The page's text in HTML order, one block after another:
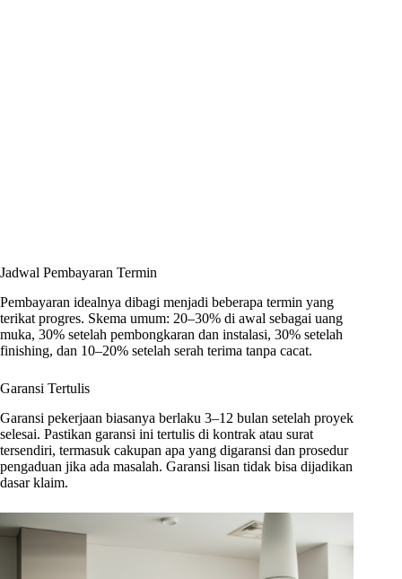
Jadwal Pembayaran Termin
Pembayaran idealnya dibagi menjadi beberapa termin yang
terikat progres. Skema umum: 20–30% di awal sebagai uang
muka, 30% setelah pembongkaran dan instalasi, 30% setelah
finishing, dan 10–20% setelah serah terima tanpa cacat.
Garansi Tertulis
Garansi pekerjaan biasanya berlaku 3–12 bulan setelah proyek
selesai. Pastikan garansi ini tertulis di kontrak atau surat
tersendiri, termasuk cakupan apa yang digaransi dan prosedur
pengaduan jika ada masalah. Garansi lisan tidak bisa dijadikan
dasar klaim.